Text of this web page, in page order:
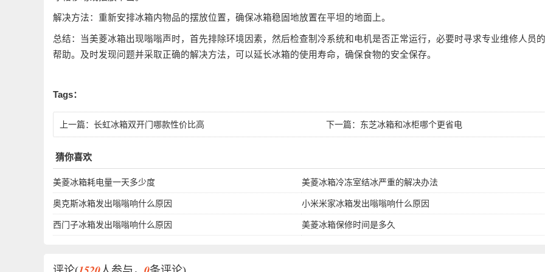
解决方法：重新安排冰箱内物品的摆放位置，确保冰箱稳固地放置在平坦的地面上。
总结：当美菱冰箱出现嗡嗡声时，首先排除环境因素，然后检查制冷系统和电机是否正常运行，必要时寻求专业维修人员的
帮助。及时发现问题并采取正确的解决方法，可以延长冰箱的使用寿命，确保食物的安全保存。
Tags：
上一篇： 长虹冰箱双开门哪款性价比高 下一篇： 东芝冰箱和冰柜哪个更省电
猜你喜欢
美菱冰箱耗电量一天多少度 美菱冰箱冷冻室结冰严重的解决办法
奥克斯冰箱发出嗡嗡响什么原因 小米米家冰箱发出嗡嗡响什么原因
西门子冰箱发出嗡嗡响什么原因 美菱冰箱保修时间是多久